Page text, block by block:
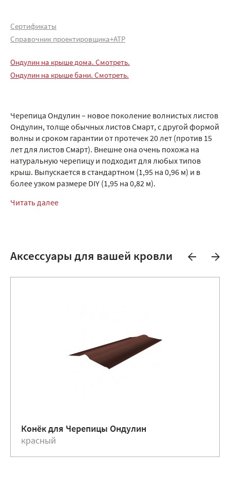
Сертификаты
Справочник проектировщика+АТР
Ондулин на крыше дома. Смотреть.
Ондулин на крыше бани. Смотреть.
Черепица Ондулин – новое поколение волнистых листов
Ондулин, толще обычных листов Смарт, с другой формой
волны и сроком гарантии от протечек 20 лет (против 15
лет для листов Смарт). Внешне она очень похожа на
натуральную черепицу и подходит для любых типов
крыш. Выпускается в стандартном (1,95 на 0,96 м) и в
более узком размере DIY (1,95 на 0,82 м).
Читать далее
Аксессуары для вашей кровли
Конёк для Черепицы Ондулин
красный